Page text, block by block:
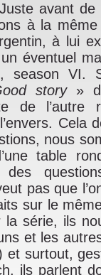
avant de
à la
à lui
éventuel
season VI.
story »
de l’autre
Cela
nous
table
pas que
sur le
série, ils
et les
et surtout,
ils parlent